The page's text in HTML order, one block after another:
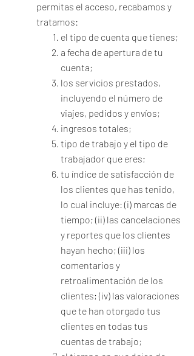
permitas el acceso, recabamos y
tratamos:
el tipo de cuenta que tienes;
a fecha de apertura de tu
cuenta;
los servicios prestados,
incluyendo el número de
viajes, pedidos y envíos;
ingresos totales;
tipo de trabajo y el tipo de
trabajador que eres;
tu índice de satisfacción de
los clientes que has tenido,
lo cual incluye: (i) marcas de
tiempo; (ii) las cancelaciones
y reportes que los clientes
hayan hecho; (iii) los
comentarios y
retroalimentación de los
clientes; (iv) las valoraciones
que te han otorgado tus
clientes en todas tus
cuentas de trabajo;